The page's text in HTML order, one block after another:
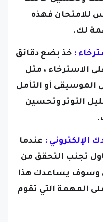
للامتحان فهذه
لك.
: خذ بضع دقائق
الاسترخاء ، مثل
الموسيقى أو التأمل
التوتر وتحسين
الإلكتروني : عندما
تجنب التحقق من
وسوف يساعدك هذا
المهمة التي تقوم